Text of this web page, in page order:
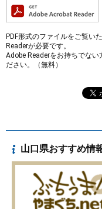
PDF形式のファイルをご覧い
Readerが必要です。
Adobe Readerをお持ちでな
ださい。（無料）
山口県おすすめ情